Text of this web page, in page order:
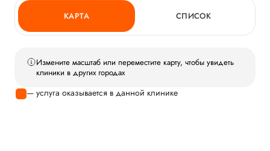
КАРТА СПИСОК
Измените масштаб или переместите карту, чтобы увидеть
клиники в других городах
— услуга оказывается в данной клинике